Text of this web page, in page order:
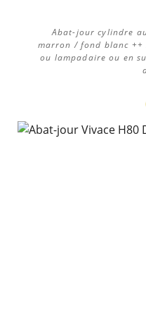
Abat-jour cylindre
marron / fond blanc ++
ou lampadaire ou en